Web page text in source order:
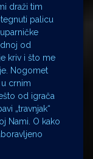
draži tim
palicu
od
kriv i što me
Nogomet
crnim
od igrača
„travnjak“
Nami. O kako